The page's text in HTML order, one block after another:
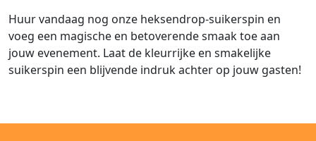
Huur vandaag nog onze heksendrop-suikerspin en
voeg een magische en betoverende smaak toe aan
jouw evenement. Laat de kleurrijke en smakelijke
suikerspin een blijvende indruk achter op jouw gasten!